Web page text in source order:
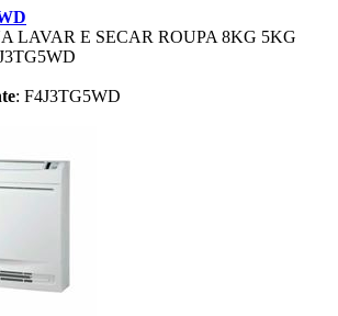
LAVAR E SECAR ROUPA 8KG 5KG
: F4J3TG5WD